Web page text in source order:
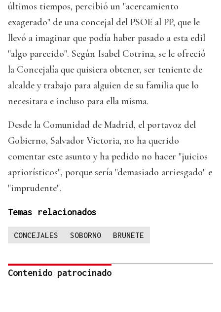
últimos tiempos, percibió un "acercamiento
exagerado" de una concejal del PSOE al PP, que le
llevó a imaginar que podía haber pasado a esta edil
"algo parecido". Según Isabel Cotrina, se le ofreció
la Concejalía que quisiera obtener, ser teniente de
alcalde y trabajo para alguien de su familia que lo
necesitara e incluso para ella misma.
Desde la Comunidad de Madrid, el portavoz del
Gobierno, Salvador Victoria, no ha querido
comentar este asunto y ha pedido no hacer "juicios
apriorísticos", porque sería "demasiado arriesgado" e
"imprudente".
Temas relacionados
CONCEJALES SOBORNO BRUNETE
Contenido patrocinado